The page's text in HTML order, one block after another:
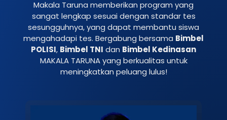
Makala Taruna memberikan program yang
sangat lengkap sesuai dengan standar tes
sesungguhnya, yang dapat membantu siswa
mengahadapi tes. Bergabung bersama Bimbel
POLISI, Bimbel TNI dan Bimbel Kedinasan
MAKALA TARUNA yang berkualitas untuk
meningkatkan peluang lulus!